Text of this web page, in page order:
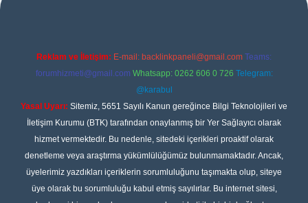
Reklam ve İletişim: E-mail: backlinkpaneli@gmail.com Teams:
forumhizmeti@gmail.com Whatsapp: 0262 606 0 726 Telegram:
@karabul
Yasal Uyarı: Sitemiz, 5651 Sayılı Kanun gereğince Bilgi Teknolojileri ve
İletişim Kurumu (BTK) tarafından onaylanmış bir Yer Sağlayıcı olarak
hizmet vermektedir. Bu nedenle, sitedeki içerikleri proaktif olarak
denetleme veya araştırma yükümlülüğümüz bulunmamaktadır. Ancak,
üyelerimiz yazdıkları içeriklerin sorumluluğunu taşımakta olup, siteye
üye olarak bu sorumluluğu kabul etmiş sayılırlar. Bu internet sitesi,